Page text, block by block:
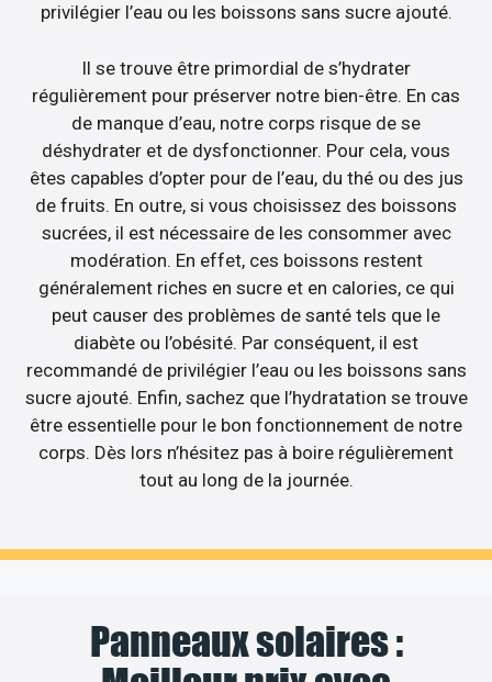
privilégier l’eau ou les boissons sans sucre ajouté.
Il se trouve être primordial de s’hydrater
régulièrement pour préserver notre bien-être. En cas
de manque d’eau, notre corps risque de se
déshydrater et de dysfonctionner. Pour cela, vous
êtes capables d’opter pour de l’eau, du thé ou des jus
de fruits. En outre, si vous choisissez des boissons
sucrées, il est nécessaire de les consommer avec
modération. En effet, ces boissons restent
généralement riches en sucre et en calories, ce qui
peut causer des problèmes de santé tels que le
diabète ou l’obésité. Par conséquent, il est
recommandé de privilégier l’eau ou les boissons sans
sucre ajouté. Enfin, sachez que l’hydratation se trouve
être essentielle pour le bon fonctionnement de notre
corps. Dès lors n’hésitez pas à boire régulièrement
tout au long de la journée.
Panneaux solaires :